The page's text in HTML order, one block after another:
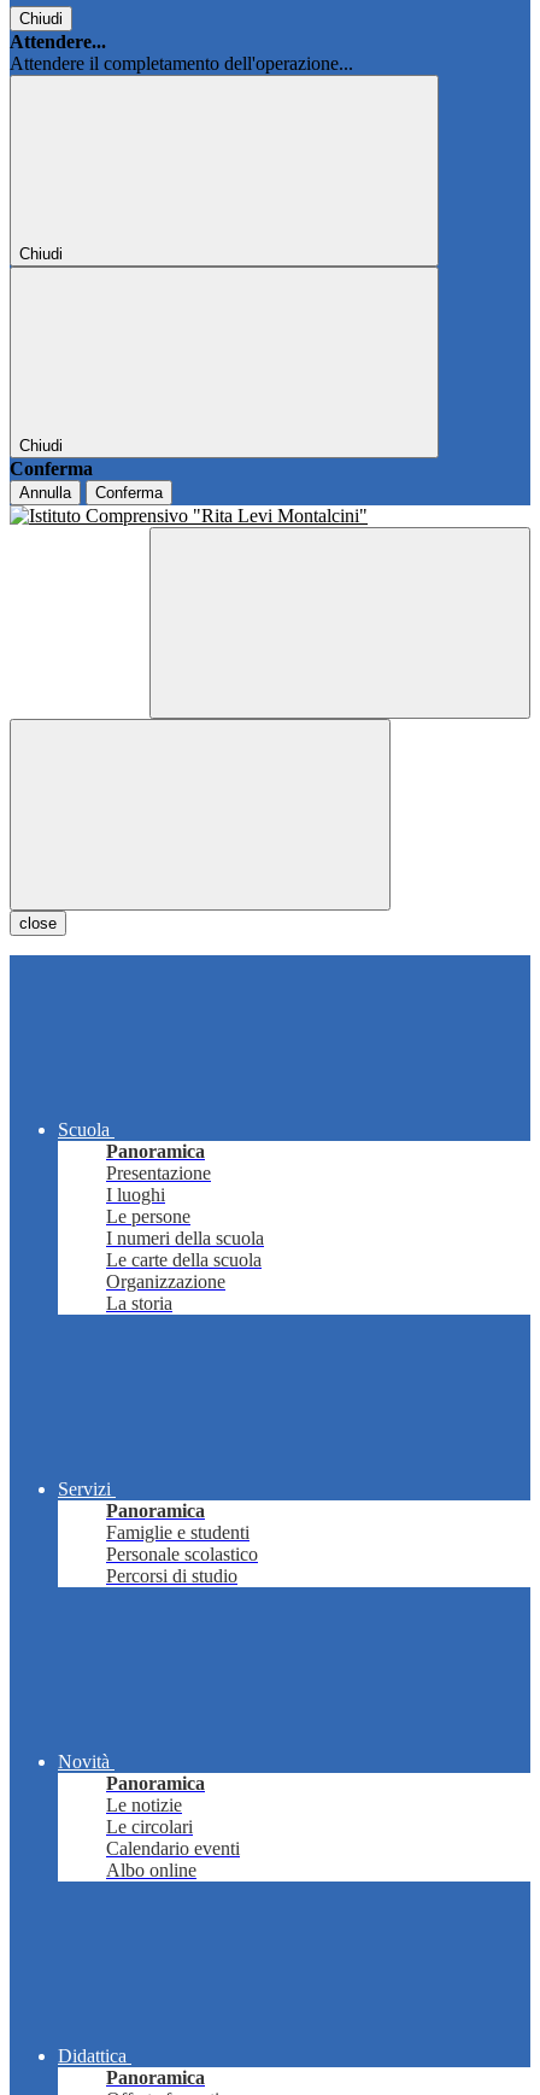
Chiudi
Attendere...
Attendere il completamento dell'operazione...
Chiudi
Chiudi
Conferma
Annulla Conferma
close
Scuola
Panoramica
Presentazione
I luoghi
Le persone
I numeri della scuola
Le carte della scuola
Organizzazione
La storia
Servizi
Panoramica
Famiglie e studenti
Personale scolastico
Percorsi di studio
Novità
Panoramica
Le notizie
Le circolari
Calendario eventi
Albo online
Didattica
Panoramica